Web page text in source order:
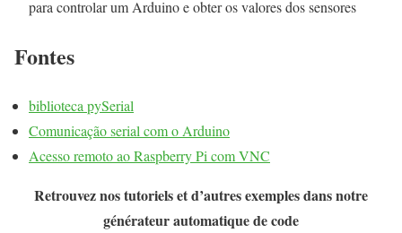
para controlar um Arduino e obter os valores dos sensores
Fontes
biblioteca pySerial
Comunicação serial com o Arduino
Acesso remoto ao Raspberry Pi com VNC
Retrouvez nos tutoriels et d’autres exemples dans notre
générateur automatique de code